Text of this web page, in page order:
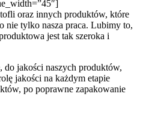
oraz innych produktów, które
nie tylko nasza praca. Lubimy to,
jest tak szeroka i
do jakości naszych produktów,
jakości na każdym etapie
po poprawne zapakowanie